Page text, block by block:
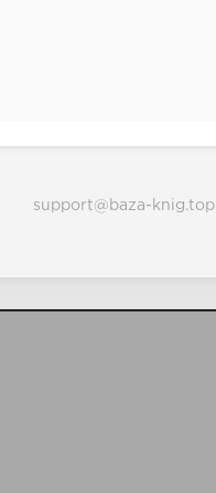
support@baza-knig.top